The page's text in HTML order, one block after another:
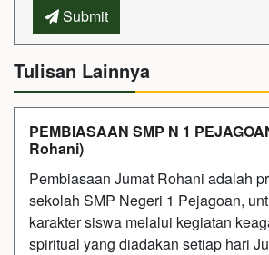
Submit
Tulisan Lainnya
PEMBIASAAN SMP N 1
Rohani)
Pembiasaan Jumat Rohani adalah
sekolah SMP Negeri 1 Pejagoan,
karakter siswa melalui kegiatan
spiritual yang diadakan setiap hari